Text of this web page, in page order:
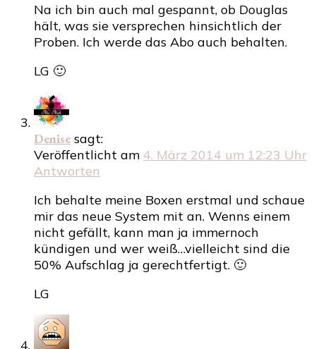
Na ich bin auch mal gespannt, ob Douglas
hält, was sie versprechen hinsichtlich der
Proben. Ich werde das Abo auch behalten.
LG 🙂
Denise sagt:
Veröffentlicht am 4. März 2014 um 12:23 Uhr
Antworten
Ich behalte meine Boxen erstmal und schaue
mir das neue System mit an. Wenns einem
nicht gefällt, kann man ja immernoch
kündigen und wer weiß…vielleicht sind die
50% Aufschlag ja gerechtfertigt. 🙂
LG